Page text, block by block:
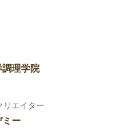
理学院
リエイター
ミー